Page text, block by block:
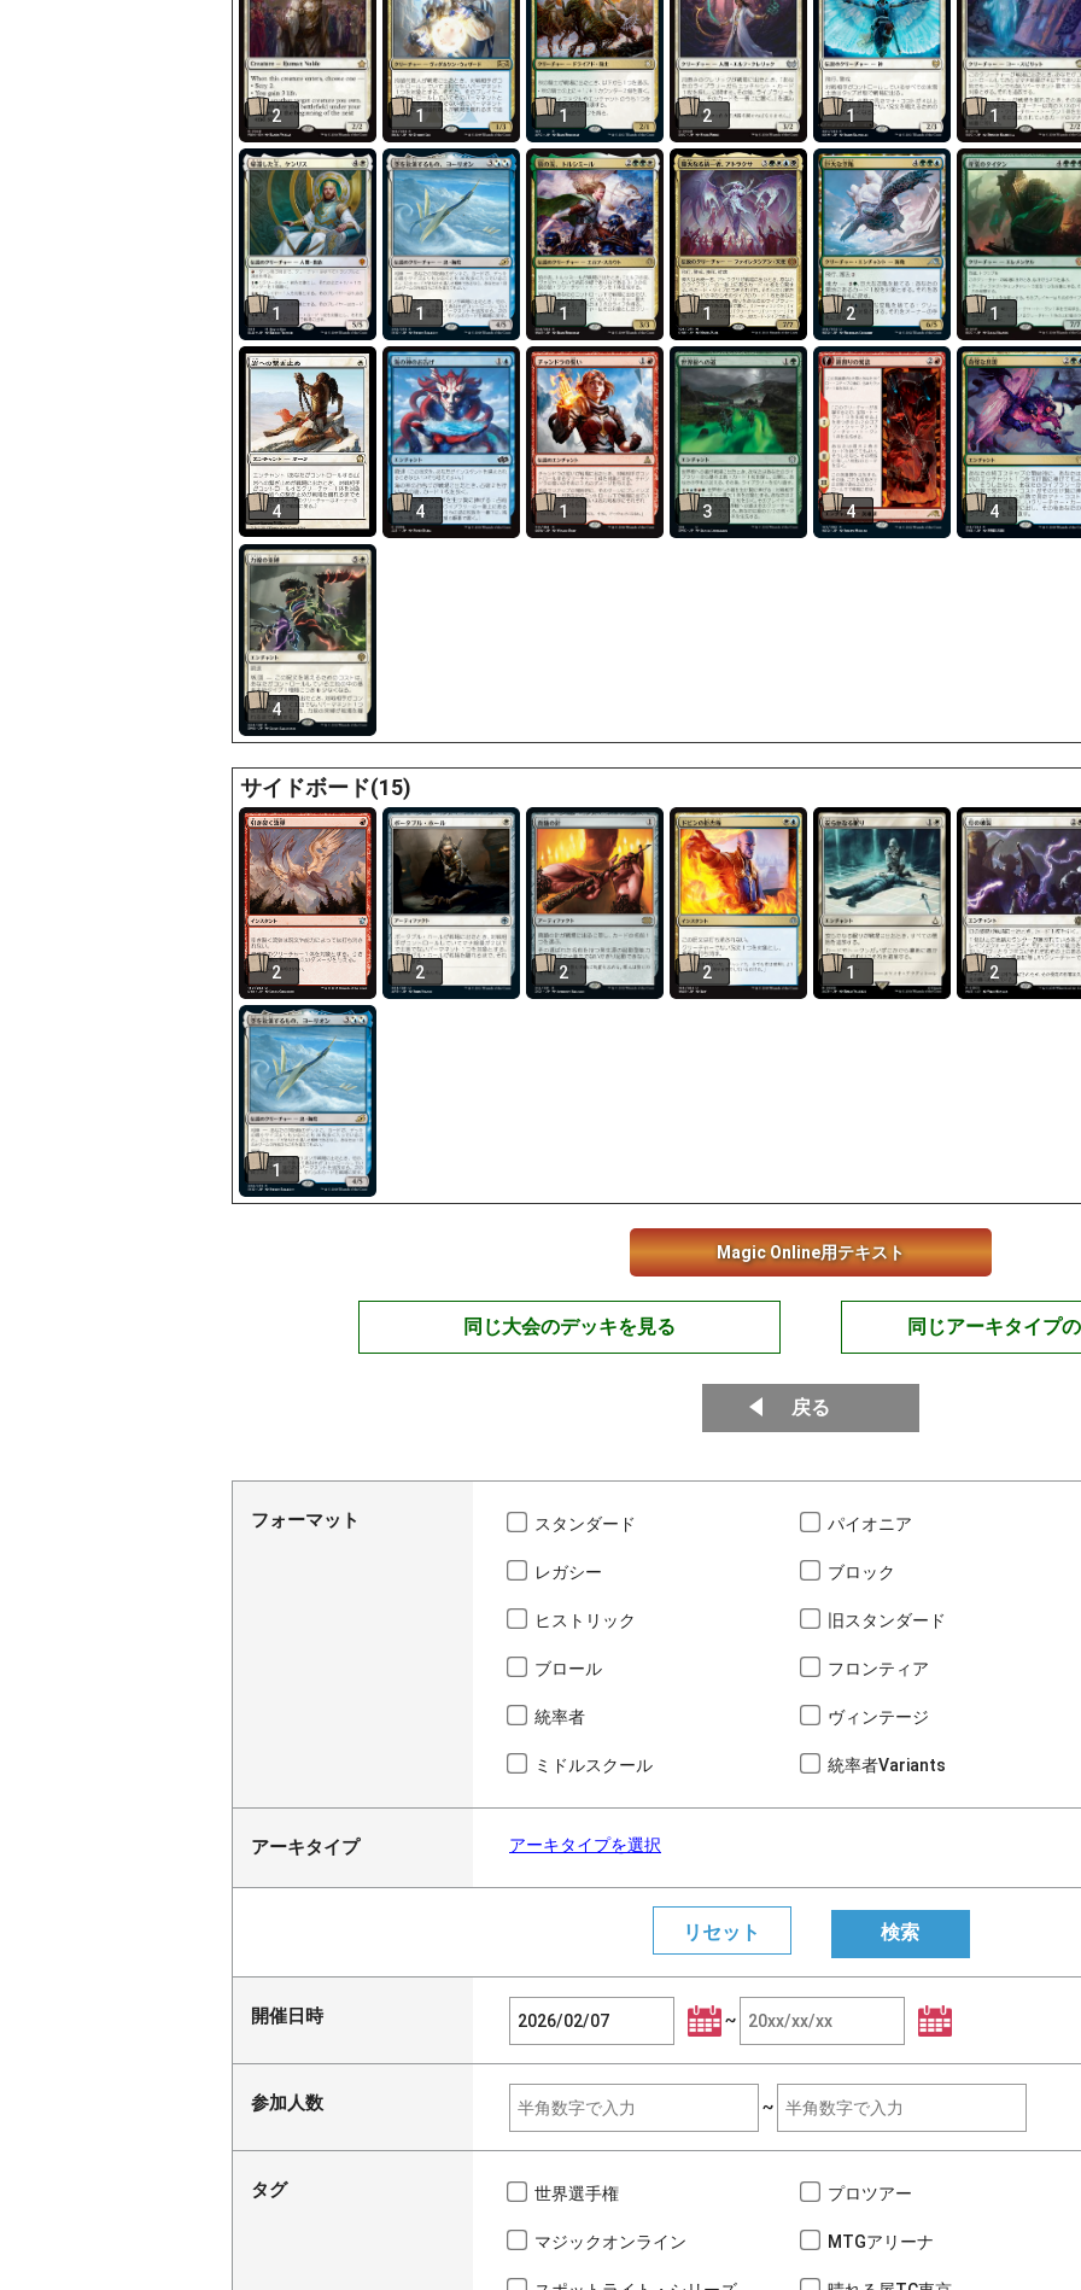
2 1 1 2 1 1
1 1 1 1 2 1
4 4 1 3 4 4
4
サイドボード(15)
2 2 2 2 1 2
1
Magic Online用テキスト
同じ大会のデッキを見る 同じアーキタイプ
戻る
フォーマット スタンダード パイオニア
レガシー ブロック
ヒストリック 旧スタンダード
ブロール フロンティア
統率者 ヴィンテージ
ミドルスクール 統率者Variants
アーキタイプ アーキタイプを選択
開催日時 ~
参加人数 ~
タグ 世界選手権 プロツアー
マジックオンライン MTGアリーナ